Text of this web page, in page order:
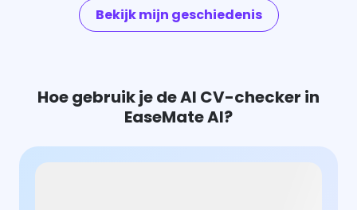
Bekijk mijn geschiedenis
Hoe gebruik je de AI CV-checker in
EaseMate AI?